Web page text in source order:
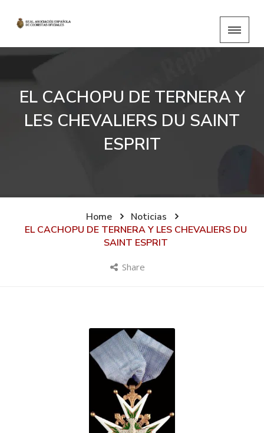
EL CACHOPU DE TERNERA Y
LES CHEVALIERS DU SAINT
ESPRIT
Home
Noticias
EL CACHOPU DE TERNERA Y LES CHEVALIERS DU
SAINT ESPRIT
Share